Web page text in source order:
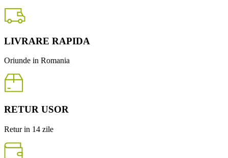
LIVRARE RAPIDA
Oriunde in Romania
RETUR USOR
Retur in 14 zile